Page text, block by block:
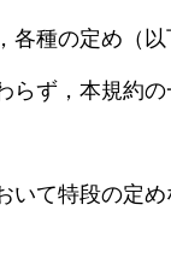
種の定め（
ず，本規約
て特段の定